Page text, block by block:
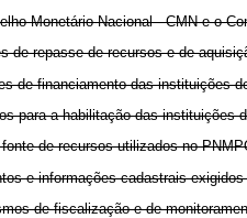
Monetário Nacional - CMN e o
de repasse de recursos e de
de financiamento das instituições
para a habilitação das instituições
de recursos utilizados no
e informações cadastrais
de fiscalização e de